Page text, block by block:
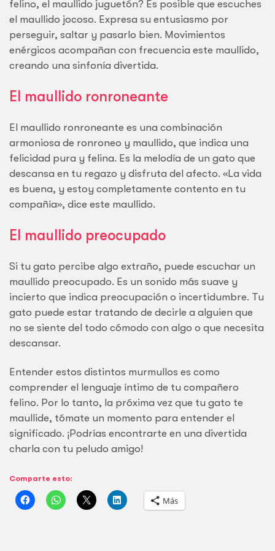
felino, el maullido juguetón? Es posible que escuches
el maullido jocoso. Expresa su entusiasmo por
perseguir, saltar y pasarlo bien. Movimientos
enérgicos acompañan con frecuencia este maullido,
creando una sinfonía divertida.
El maullido ronroneante
El maullido ronroneante es una combinación
armoniosa de ronroneo y maullido, que indica una
felicidad pura y felina. Es la melodía de un gato que
descansa en tu regazo y disfruta del afecto. «La vida
es buena, y estoy completamente contento en tu
compañía», dice este maullido.
El maullido preocupado
Si tu gato percibe algo extraño, puede escuchar un
maullido preocupado. Es un sonido más suave y
incierto que indica preocupación o incertidumbre. Tu
gato puede estar tratando de decirle a alguien que
no se siente del todo cómodo con algo o que necesita
descansar.
Entender estos distintos murmullos es como
comprender el lenguaje íntimo de tu compañero
felino. Por lo tanto, la próxima vez que tu gato te
maullide, tómate un momento para entender el
significado. ¡Podrías encontrarte en una divertida
charla con tu peludo amigo!
Comparte esto:
Más